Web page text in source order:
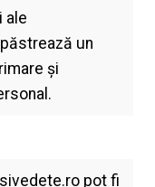
ale
un
şi
pot fi